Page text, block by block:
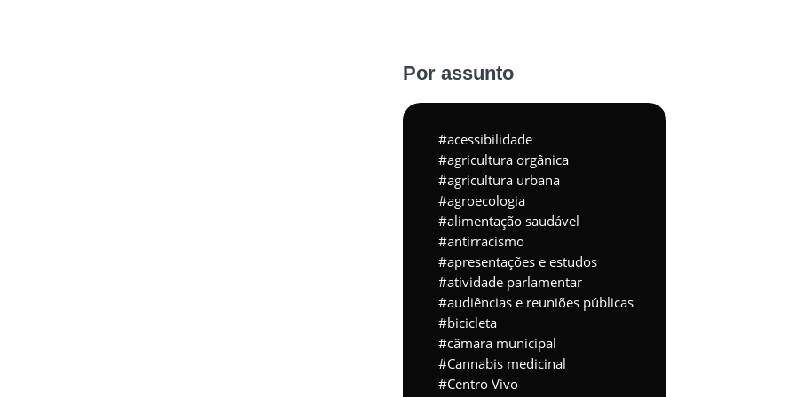
Por assunto
acessibilidade
agricultura orgânica
agricultura urbana
agroecologia
alimentação saudável
antirracismo
apresentações e estudos
atividade parlamentar
audiências e reuniões públicas
bicicleta
câmara municipal
Cannabis medicinal
Centro Vivo